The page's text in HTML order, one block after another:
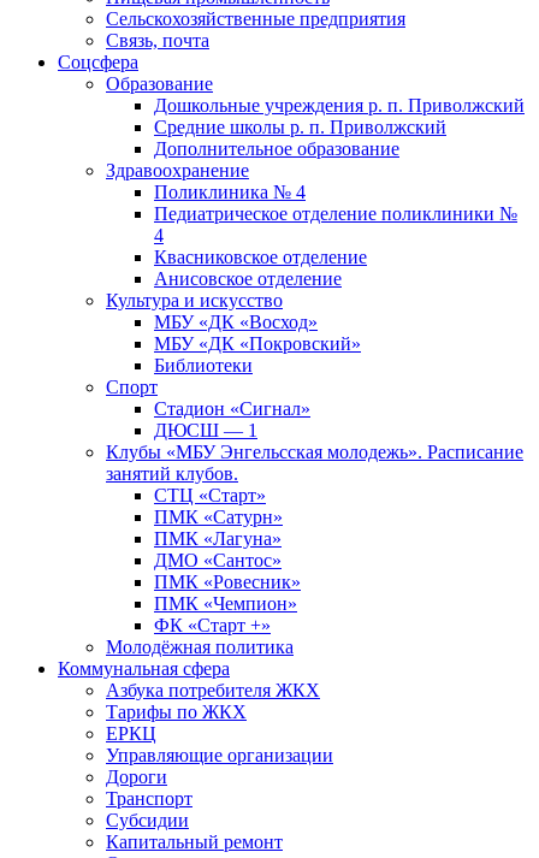
Сельскохозяйственные предприятия
Связь, почта
Соцсфера
Образование
Дошкольные учреждения р. п. Приволжский
Средние школы р. п. Приволжский
Дополнительное образование
Здравоохранение
Поликлиника № 4
Педиатрическое отделение поликлиники №
4
Квасниковское отделение
Анисовское отделение
Культура и искусство
МБУ «ДК «Восход»
МБУ «ДК «Покровский»
Библиотеки
Спорт
Стадион «Сигнал»
ДЮСШ — 1
Клубы «МБУ Энгельсская молодежь». Расписание
занятий клубов.
СТЦ «Старт»
ПМК «Сатурн»
ПМК «Лагуна»
ДМО «Сантос»
ПМК «Ровесник»
ПМК «Чемпион»
ФК «Старт +»
Молодёжная политика
Коммунальная сфера
Азбука потребителя ЖКХ
Тарифы по ЖКХ
ЕРКЦ
Управляющие организации
Дороги
Транспорт
Субсидии
Капитальный ремонт